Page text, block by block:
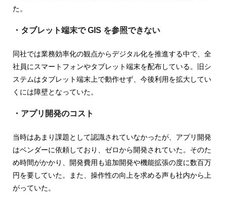
た。
・タブレット端末で GIS を参照できない
同社では業務効率化の観点からデジタル化を推進する中で、全
社員にスマートフォンやタブレット端末を配布している。旧シ
ステムはタブレット端末上で動作せず、今後利用を拡大してい
くには障壁となっていた。
・アプリ開発のコスト
当時はあまり課題として認識されていなかったが、アプリ開発
はベンダーに依頼しており、ゼロから開発されていた。そのた
め時間がかかり、開発費用も追加開発や機能拡張の度に数百万
円を要していた。また、操作性の向上を求める声も社内から上
がっていた。